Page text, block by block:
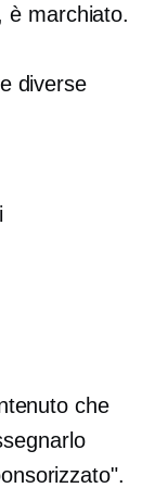
è marchiato.
diverse
che